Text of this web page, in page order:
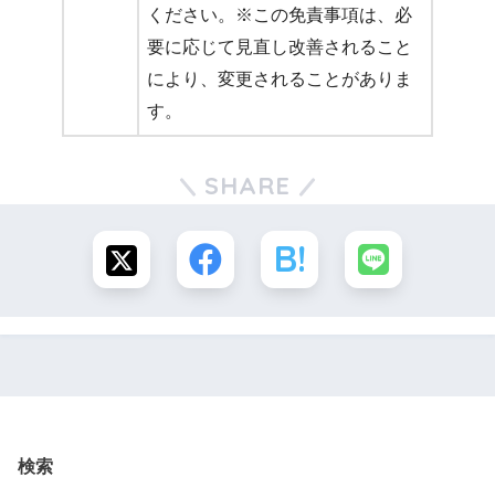
ください。※この免責事項は、必
要に応じて見直し改善されること
により、変更されることがありま
す。
SHARE
検索